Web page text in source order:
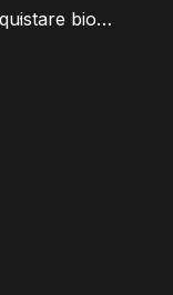
Dove acquistare biomassa